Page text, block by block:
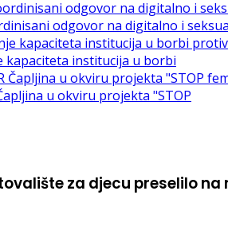
odgovor na digitalno i
kapaciteta institucija u borbi
u okviru projekta "STOP
za djecu preselilo na